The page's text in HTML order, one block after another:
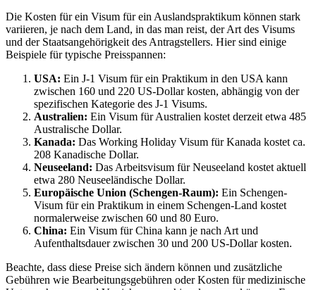
Die Kosten für ein Visum für ein Auslandspraktikum können stark
variieren, je nach dem Land, in das man reist, der Art des Visums
und der Staatsangehörigkeit des Antragstellers. Hier sind einige
Beispiele für typische Preisspannen:
USA: Ein J-1 Visum für ein Praktikum in den USA kann
zwischen 160 und 220 US-Dollar kosten, abhängig von der
spezifischen Kategorie des J-1 Visums.
Australien: Ein Visum für Australien kostet derzeit etwa 485
Australische Dollar.
Kanada: Das Working Holiday Visum für Kanada kostet ca.
208 Kanadische Dollar.
Neuseeland: Das Arbeitsvisum für Neuseeland kostet aktuell
etwa 280 Neuseeländische Dollar.
Europäische Union (Schengen-Raum): Ein Schengen-
Visum für ein Praktikum in einem Schengen-Land kostet
normalerweise zwischen 60 und 80 Euro.
China: Ein Visum für China kann je nach Art und
Aufenthaltsdauer zwischen 30 und 200 US-Dollar kosten.
Beachte, dass diese Preise sich ändern können und zusätzliche
Gebühren wie Bearbeitungsgebühren oder Kosten für medizinische